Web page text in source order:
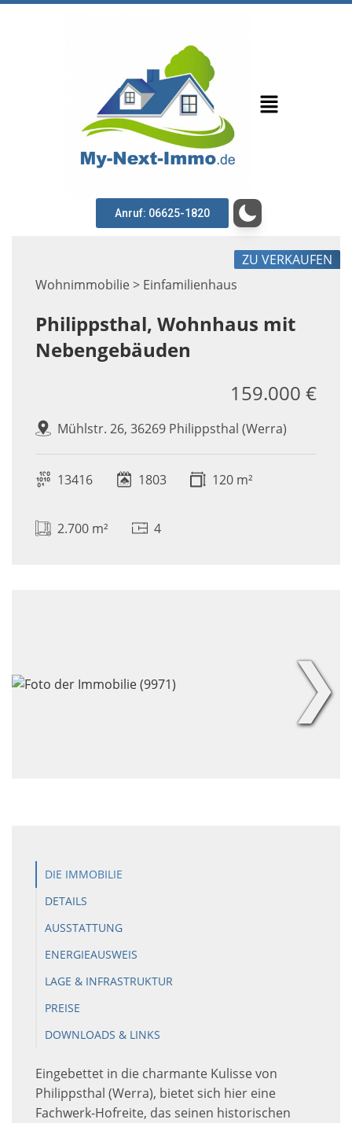
Anruf: 06625-1820
Wohnimmobilie > Einfamilienhaus
ZU VERKAUFEN
Philippsthal, Wohnhaus mit
Nebengebäuden
Mühlstr. 26, 36269 Philippsthal (Werra)
159.000 €
13416 1803 120 m²
2.700 m² 4
❯
DIE IMMOBILIE
DETAILS
AUSSTATTUNG
ENERGIEAUSWEIS
LAGE & INFRASTRUKTUR
PREISE
DOWNLOADS & LINKS
Eingebettet in die charmante Kulisse von
Philippsthal (Werra), bietet sich hier eine
Fachwerk-Hofreite, das seinen historischen